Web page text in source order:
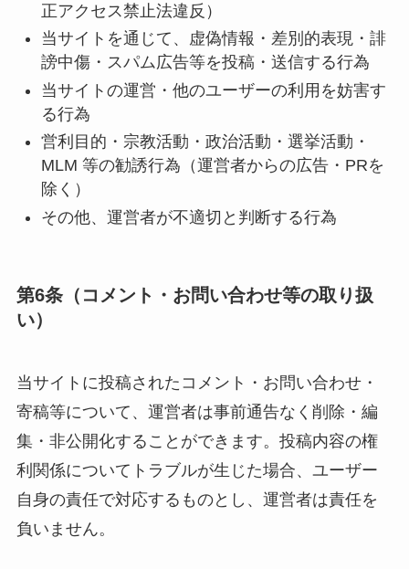
正アクセス禁止法違反）
当サイトを通じて、虚偽情報・差別的表現・誹
謗中傷・スパム広告等を投稿・送信する行為
当サイトの運営・他のユーザーの利用を妨害す
る行為
営利目的・宗教活動・政治活動・選挙活動・
MLM 等の勧誘行為（運営者からの広告・PRを
除く）
その他、運営者が不適切と判断する行為
第6条（コメント・お問い合わせ等の取り扱
い）
当サイトに投稿されたコメント・お問い合わせ・
寄稿等について、運営者は事前通告なく削除・編
集・非公開化することができます。投稿内容の権
利関係についてトラブルが生じた場合、ユーザー
自身の責任で対応するものとし、運営者は責任を
負いません。